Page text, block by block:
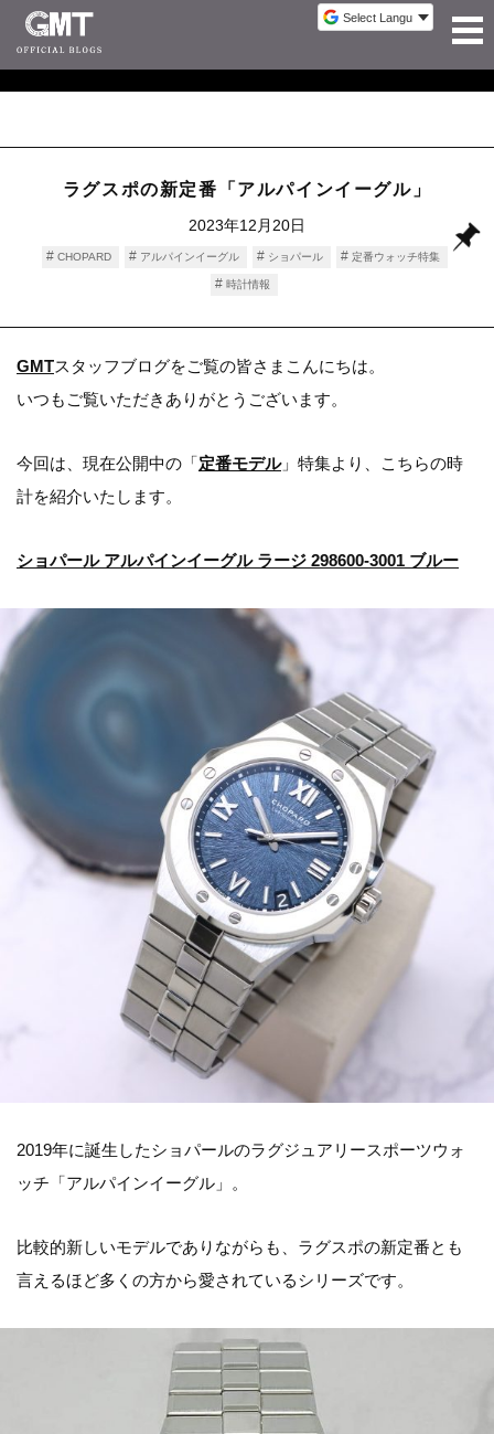
ラグスポの新定番「アルパインイーグル」
2023年12月20日
CHOPARD アルパインイーグル ショパール 定番ウォッチ特集
時計情報
GMTスタッフブログをご覧の皆さまこんにちは。
いつもご覧いただきありがとうございます。
今回は、現在公開中の「定番モデル」特集より、こちらの時
計を紹介いたします。
ショパール アルパインイーグル ラージ 298600-3001 ブルー
2019年に誕生したショパールのラグジュアリースポーツウォ
ッチ「アルパインイーグル」。
比較的新しいモデルでありながらも、ラグスポの新定番とも
言えるほど多くの方から愛されているシリーズです。